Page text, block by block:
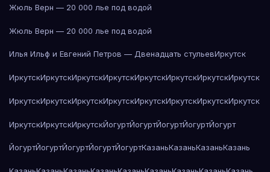
Жюль Верн — 20 000 лье под водой
Жюль Верн — 20 000 лье под водой
Илья Ильф и Евгений Петров — Двенадцать стульевИркутск
ИркутскИркутскИркутскИркутскИркутскИркутскИркутскИркутск
ИркутскИркутскИркутскИркутскИркутскИркутскИркутскИркутск
ИркутскИркутскИркутскЙогуртЙогуртЙогуртЙогуртЙогурт
ЙогуртЙогуртЙогуртЙогуртЙогуртКазаньКазаньКазаньКазань